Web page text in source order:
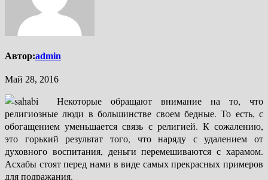
Автор:admin
Май 28, 2016
Некоторые обращают внимание на то, что
религиозные люди в большинстве своем бедные. То есть, с
обогащением уменьшается связь с религией. К сожалению,
это горький результат того, что наряду с удалением от
духовного воспитания, деньги перемешиваются с харамом.
Асхабы стоят перед нами в виде самых прекрасных примеров
для подражания.